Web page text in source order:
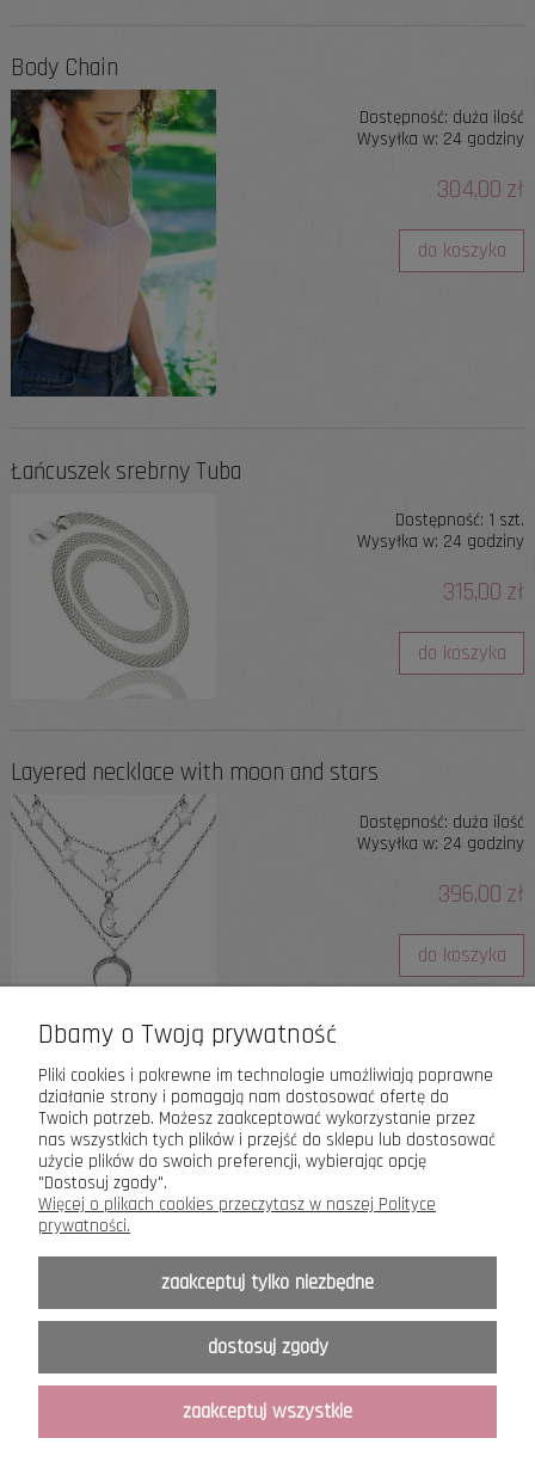
Body Chain
Dostępność: duża ilość
Wysyłka w: 24 godziny
304,00 zł
do koszyka
Łańcuszek srebrny Tuba
Dostępność: 1 szt.
Wysyłka w: 24 godziny
315,00 zł
do koszyka
Layered necklace with moon and stars
Dostępność: duża ilość
Wysyłka w: 24 godziny
396,00 zł
do koszyka
« 1 ... 15 16 17 18 19 »
Astyle Biżuteria z charakterem
Informacje Ogólne
O nas
Dbamy o Twoją prywatność
Pliki cookies i pokrewne im technologie umożliwiają poprawne
działanie strony i pomagają nam dostosować ofertę do
Twoich potrzeb. Możesz zaakceptować wykorzystanie przez
nas wszystkich tych plików i przejść do sklepu lub dostosować
użycie plików do swoich preferencji, wybierając opcję
"Dostosuj zgody".
Więcej o plikach cookies przeczytasz w naszej Polityce
prywatności.
zaakceptuj tylko niezbędne
dostosuj zgody
zaakceptuj wszystkie